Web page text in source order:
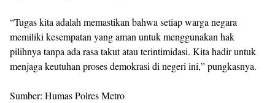
“Tugas kita adalah memastikan bahwa setiap warga negara
memiliki kesempatan yang aman untuk menggunakan hak
pilihnya tanpa ada rasa takut atau terintimidasi. Kita hadir untuk
menjaga keutuhan proses demokrasi di negeri ini,” pungkasnya.
Sumber: Humas Polres Metro